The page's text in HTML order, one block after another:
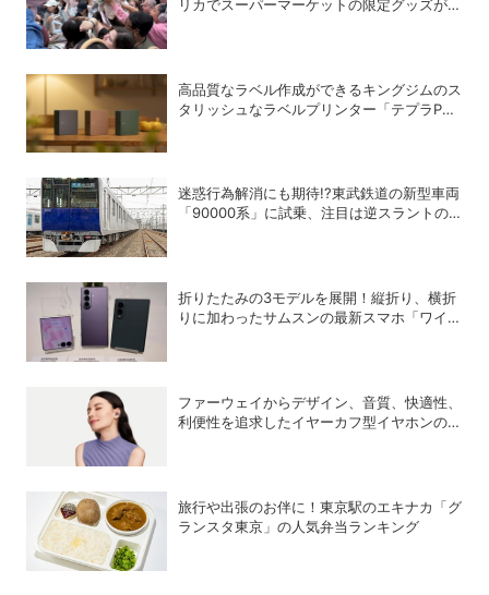
リカでスーパーマーケットの限定グッズが争
高品質なラベル作成ができるキングジムのス
タリッシュなラベルプリンター「テプラPRO
迷惑行為解消にも期待!?東武鉄道の新型車両
「90000系」に試乗、注目は逆スラントの
折りたたみの3モデルを展開！縦折り、横折
りに加わったサムスンの最新スマホ「ワイド
ファーウェイからデザイン、音質、快適性、
利便性を追求したイヤーカフ型イヤホンのフ
旅行や出張のお伴に！東京駅のエキナカ「グ
ランスタ東京」の人気弁当ランキング